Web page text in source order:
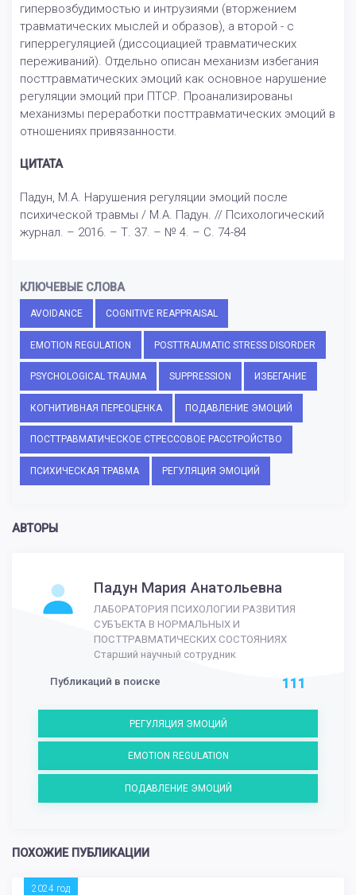
гипервозбудимостью и интрузиями (вторжением
травматических мыслей и образов), а второй - с
гиперрегуляцией (диссоциацией травматических
переживаний). Отдельно описан механизм избегания
посттравматических эмоций как основное нарушение
регуляции эмоций при ПТСР. Проанализированы
механизмы переработки посттравматических эмоций в
отношениях привязанности.
ЦИТАТА
Падун, М.А. Нарушения регуляции эмоций после
психической травмы / М.А. Падун. // Психологический
журнал. – 2016. – Т. 37. – № 4. – С. 74-84
КЛЮЧЕВЫЕ СЛОВА
AVOIDANCE COGNITIVE REAPPRAISAL
EMOTION REGULATION POSTTRAUMATIC STRESS DISORDER
PSYCHOLOGICAL TRAUMA SUPPRESSION ИЗБЕГАНИЕ
КОГНИТИВНАЯ ПЕРЕОЦЕНКА ПОДАВЛЕНИЕ ЭМОЦИЙ
ПОСТТРАВМАТИЧЕСКОЕ СТРЕССОВОЕ РАССТРОЙСТВО
ПСИХИЧЕСКАЯ ТРАВМА РЕГУЛЯЦИЯ ЭМОЦИЙ
АВТОРЫ
Падун Мария Анатольевна
ЛАБОРАТОРИЯ ПСИХОЛОГИИ РАЗВИТИЯ
СУБЪЕКТА В НОРМАЛЬНЫХ И
ПОСТТРАВМАТИЧЕСКИХ СОСТОЯНИЯХ
Старший научный сотрудник
Публикаций в поиске 111
РЕГУЛЯЦИЯ ЭМОЦИЙ
EMOTION REGULATION
ПОДАВЛЕНИЕ ЭМОЦИЙ
ПОХОЖИЕ ПУБЛИКАЦИИ
2024 год